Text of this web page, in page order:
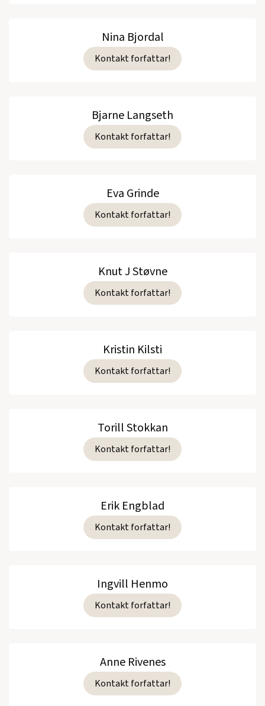
Nina Bjordal
Kontakt forfattar!
Bjarne Langseth
Kontakt forfattar!
Eva Grinde
Kontakt forfattar!
Knut J Støvne
Kontakt forfattar!
Kristin Kilsti
Kontakt forfattar!
Torill Stokkan
Kontakt forfattar!
Erik Engblad
Kontakt forfattar!
Ingvill Henmo
Kontakt forfattar!
Anne Rivenes
Kontakt forfattar!